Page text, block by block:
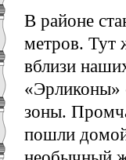
В районе
метров. Тут
вблизи
«Эрликоны»
зоны.
пошли